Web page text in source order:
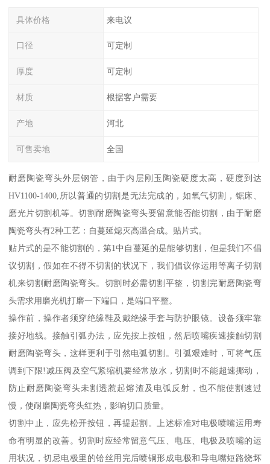
具体价格 来电议
口径 可定制
厚度 可定制
材质 根据客户需要
产地 河北
可售卖地 全国
耐磨陶瓷弯头外层钢管，由于内层刚玉陶瓷硬度太高，硬度到达
HV1100-1400,所以普通的切割是无法完成的，如氧气切割，锯床、
磨光片切割机等。切割耐磨陶瓷弯头要留意能否能切割，由于耐磨
陶瓷弯头有2种工艺：自蔓延熄灭高温合成。贴片式。
贴片式的是不能切割的，第1中自蔓延的是能够切割，但是我们不倡
议切割，假如在不得不切割的状况下，我们倡议你运用等离子切割
机来切割耐磨陶瓷弯头。切割时必需切割平整，切割完耐磨陶瓷弯
头需求用磨光机打磨一下端口，是端口平整。
操作前，操作者须穿绝缘鞋及戴绝缘手套与防护眼镜。设备须牢靠
接好地线。接触引弧办法，应先按上按钮，然后喷嘴疾速接触切割
耐磨陶瓷弯头，这样更利于引然电弧切割。引弧艰难时，可将气压
调到下限!减压阀及空气紧缩机要经常放水，切割时不能超速挪动，
防止耐磨陶瓷弯头未割透惹起熔渣及电弧反射，也不能使割速过
慢，使耐磨陶瓷弯头红热，影响切口质量。
切割中止，应先松开按钮，再提起割。上述标准对电极喷嘴运用寿
命有明显的改善。切割时应经常留意气压、电压、电极及喷嘴的运
用状况，切忌电极里的铪丝用完后喷铜形成电极和导电嘴短路烧坏